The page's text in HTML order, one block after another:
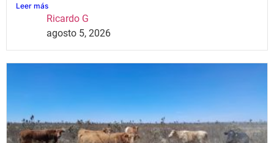
Leer más
Ricardo G
agosto 5, 2026